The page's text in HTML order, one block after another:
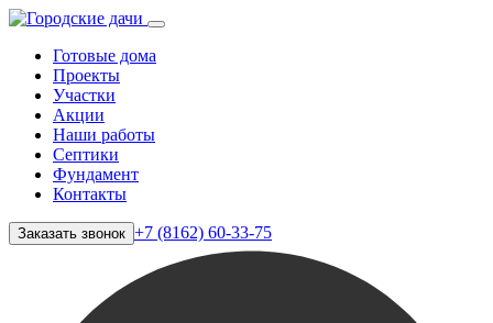
Готовые дома
Проекты
Участки
Акции
Наши работы
Септики
Фундамент
Контакты
Заказать звонок +7 (8162) 60-33-75